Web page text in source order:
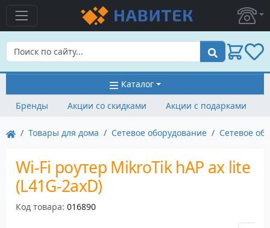
Поиск
Каталог
Бренды
Акции со скидками Акции с подарками
Товары для дома Сетевое оборудование Сетевое
Wi-Fi роутер MikroTik hAP ax lite
(L41G-2axD)
Код товара: 016890